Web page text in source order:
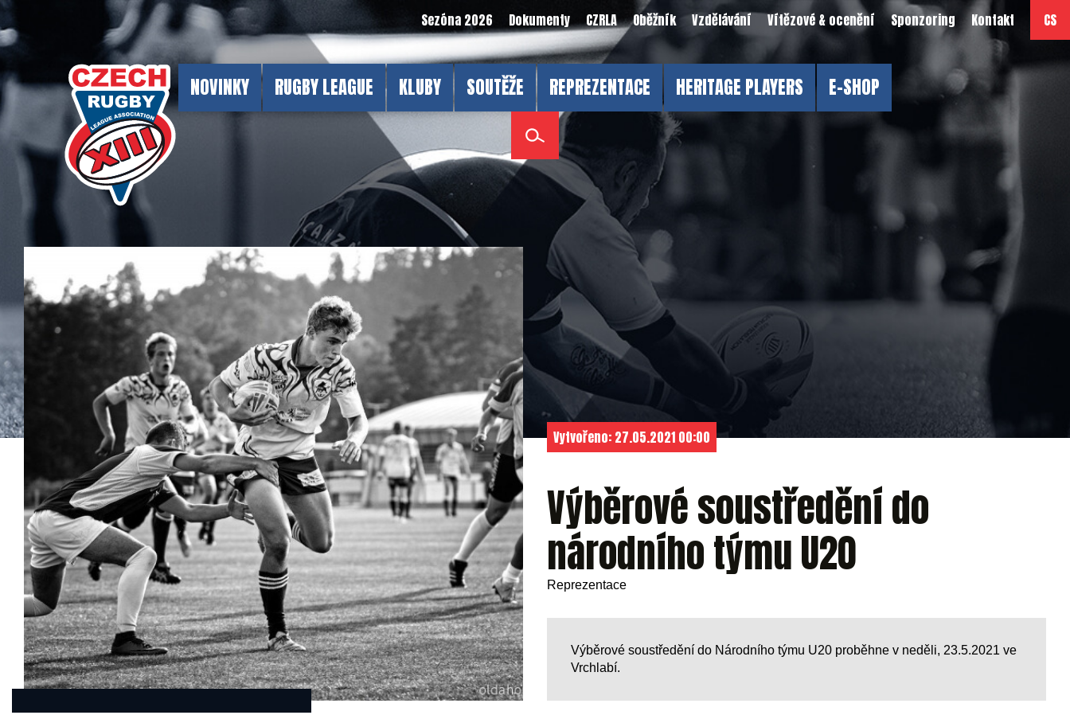
CS
Sezóna 2026 Dokumenty CZRLA Oběžník Vzdělávání Vítězové & ocenění Sponzoring Kontakt
NOVINKY RUGBY LEAGUE KLUBY SOUTĚŽE REPREZENTACE HERITAGE PLAYERS E-SHOP
Výběrové soustředění do
národního týmu U20
Reprezentace
Vytvořeno: 27.05.2021 00:00
Výběrové soustředění do Národního týmu U20 proběhne v neděli, 23.5.2021 ve
Vrchlabí.